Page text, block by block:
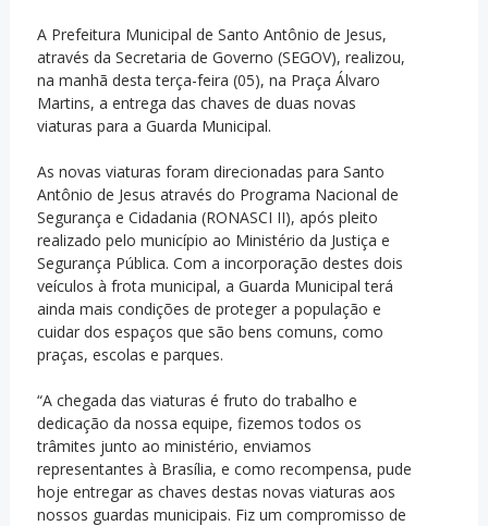
A Prefeitura Municipal de Santo Antônio de Jesus,
através da Secretaria de Governo (SEGOV), realizou,
na manhã desta terça-feira (05), na Praça Álvaro
Martins, a entrega das chaves de duas novas
viaturas para a Guarda Municipal.
As novas viaturas foram direcionadas para Santo
Antônio de Jesus através do Programa Nacional de
Segurança e Cidadania (RONASCI II), após pleito
realizado pelo município ao Ministério da Justiça e
Segurança Pública. Com a incorporação destes dois
veículos à frota municipal, a Guarda Municipal terá
ainda mais condições de proteger a população e
cuidar dos espaços que são bens comuns, como
praças, escolas e parques.
“A chegada das viaturas é fruto do trabalho e
dedicação da nossa equipe, fizemos todos os
trâmites junto ao ministério, enviamos
representantes à Brasília, e como recompensa, pude
hoje entregar as chaves destas novas viaturas aos
nossos guardas municipais. Fiz um compromisso de